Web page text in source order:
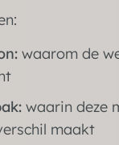
waarom de
waarin deze
maakt